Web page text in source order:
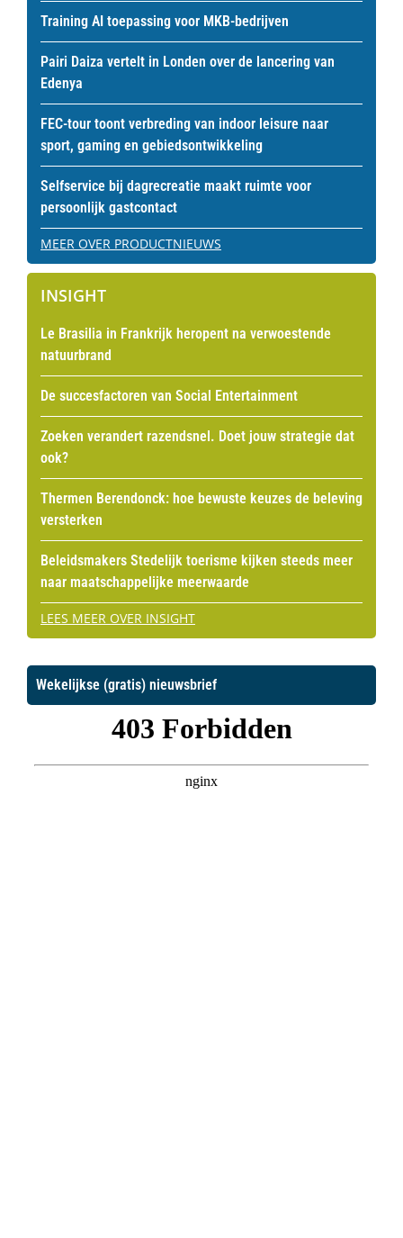
Training AI toepassing voor MKB-bedrijven
Pairi Daiza vertelt in Londen over de lancering van
Edenya
FEC-tour toont verbreding van indoor leisure naar
sport, gaming en gebiedsontwikkeling
Selfservice bij dagrecreatie maakt ruimte voor
persoonlijk gastcontact
MEER OVER PRODUCTNIEUWS
INSIGHT
Le Brasilia in Frankrijk heropent na verwoestende
natuurbrand
De succesfactoren van Social Entertainment
Zoeken verandert razendsnel. Doet jouw strategie dat
ook?
Thermen Berendonck: hoe bewuste keuzes de beleving
versterken
Beleidsmakers Stedelijk toerisme kijken steeds meer
naar maatschappelijke meerwaarde
LEES MEER OVER INSIGHT
Wekelijkse (gratis) nieuwsbrief